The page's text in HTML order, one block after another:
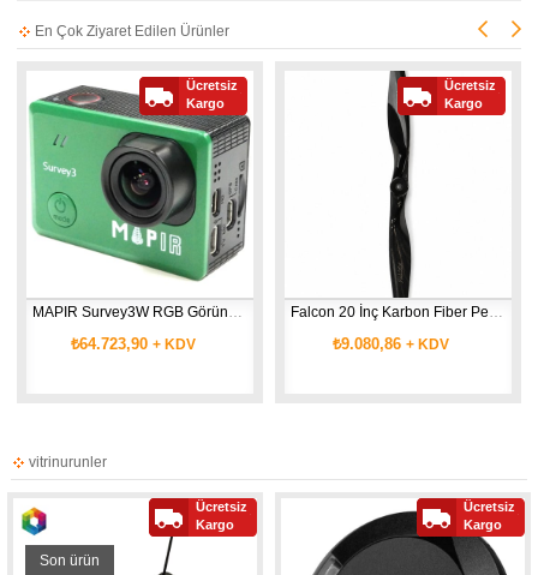
En Çok Ziyaret Edilen Ürünler
₺64.723,90 + KDV
Ücretsiz
Kargo
₺9.080,86+ KDV
Ücretsiz
Kargo
vitrinurunler
Ücretsiz
Kargo
Son ürün
Ücretsiz
Kargo